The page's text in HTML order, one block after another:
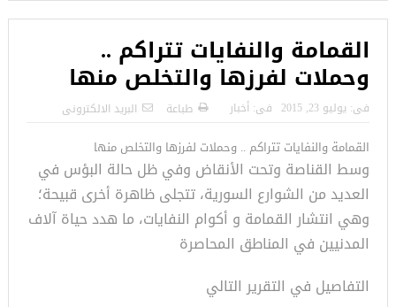
القمامة والنفايات تتراكم ..
وحملات لفرزها والتخلص منها
فى: يوليو 23, 2015 فى: أخبار طباعة البريد الالكترونى
القمامة والنفايات تتراكم .. وحملات لفرزها والتخلص منها
وسط القناصة وتحت الأنقاض وفي ظل حالة البؤس في
العديد من الشوارع السورية، تتجلى ظاهرة أخرى قبيحة؛
وهي انتشار القمامة و أكوام النفايات، ما هدد حياة آلاف
المدنيين في المناطق المحاصرة
التفاصيل في التقرير التالي